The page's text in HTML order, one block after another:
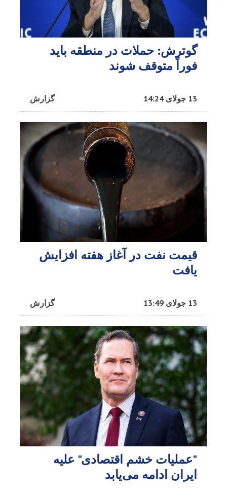
گوترش: حملات در منطقه باید
فوراً متوقف شوند
گزارش 13 جولای 14:24
قیمت نفت در آغاز هفته افزایش
یافت
گزارش 13 جولای 13:49
"عملیات خشم اقتصادی" علیه
ایران ادامه می‌یابد